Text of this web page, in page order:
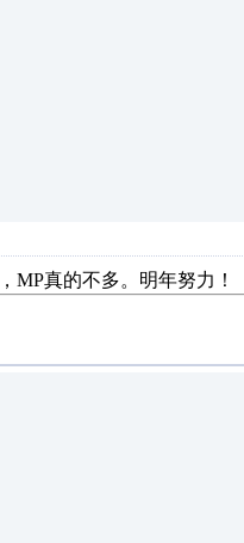
MP真的不多。明年努力！